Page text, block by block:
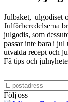
Julbaket, julgodiset
Julförberedelserna
julgodis, som
passar inte bara i jul
utvalda recept och
Få tips och
Följ oss